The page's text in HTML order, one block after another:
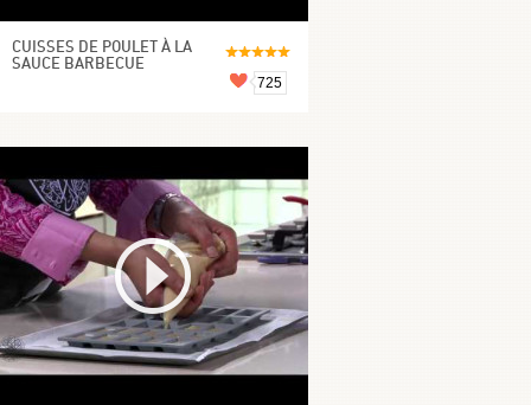
CUISSES DE POULET À LA
SAUCE BARBECUE
725